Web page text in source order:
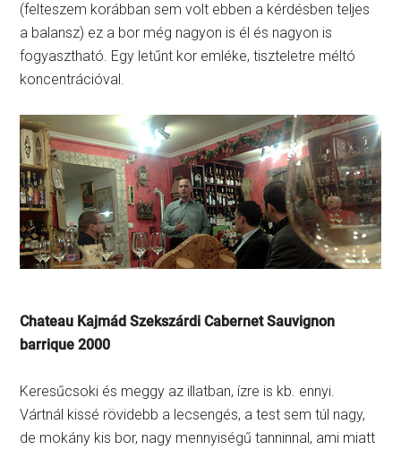
(felteszem korábban sem volt ebben a kérdésben teljes
a balansz) ez a bor még nagyon is él és nagyon is
fogyasztható. Egy letűnt kor emléke, tiszteletre méltó
koncentrációval.
Chateau Kajmád Szekszárdi Cabernet Sauvignon
barrique 2000
Keresűcsoki és meggy az illatban, ízre is kb. ennyi.
Vártnál kissé rövidebb a lecsengés, a test sem túl nagy,
de mokány kis bor, nagy mennyiségű tanninnal, ami miatt